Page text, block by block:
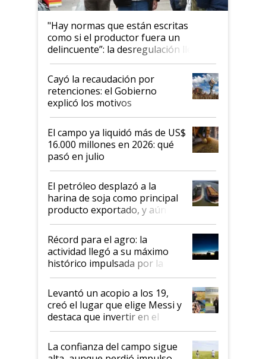
"Hay normas que están escritas
como si el productor fuera un
delincuente”: la desregulación llegó
al Congreso Aapresid y hasta se
habló del financiamiento al IPCVA
Cayó la recaudación por
retenciones: el Gobierno
explicó los motivos
El campo ya liquidó más de US$
16.000 millones en 2026: qué
pasó en julio
El petróleo desplazó a la
harina de soja como principal
producto exportado, y aún así
el agro aportó casi seis de cada
diez dólares y sostuvo el
liderazgo en un semestre
récord
Récord para el agro: la
actividad llegó a su máximo
histórico impulsada por la
cosecha y las exportaciones
Levantó un acopio a los 19,
creó el lugar que elige Messi y
destaca que invertir en el
kirchnerismo era como "darle
plata a un hijo para droga":
Juan Félix Rossetti, el libertario
La confianza del campo sigue